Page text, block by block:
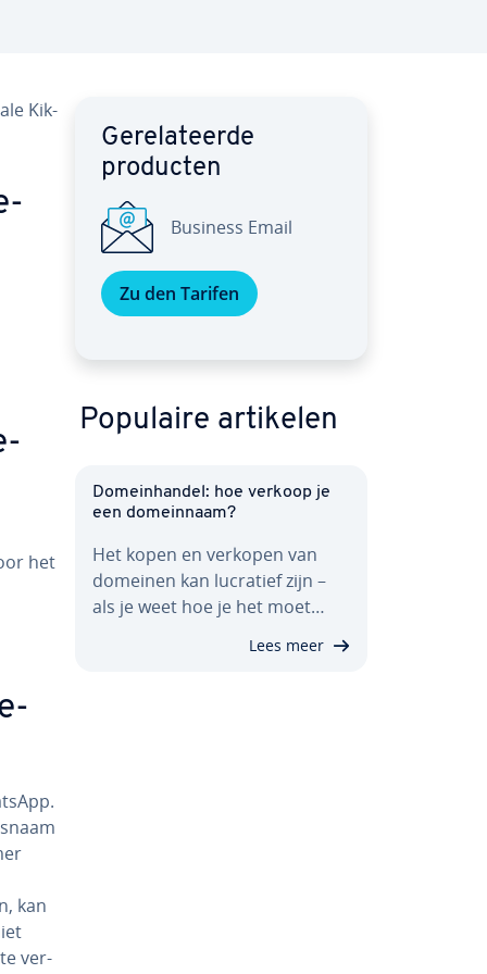
Kik-
het
kan
te ver­
Ge­re­la­teer­de
producten
Business Email
Zu den Tarifen
Populaire artikelen
Do­mein­han­del: hoe verkoop je
een do­mein­naam?
Het kopen en verkopen van
domeinen kan lucratief zijn –
als je weet hoe je het moet…
Lees meer